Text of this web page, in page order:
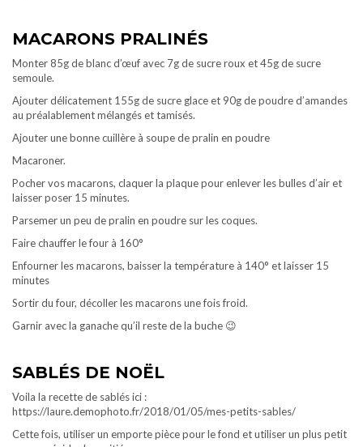
MACARONS PRALINÉS
Monter 85g de blanc d’œuf avec 7g de sucre roux et 45g de sucre
semoule.
Ajouter délicatement 155g de sucre glace et 90g de poudre d’amandes
au préalablement mélangés et tamisés.
Ajouter une bonne cuillère à soupe de pralin en poudre
Macaroner.
Pocher vos macarons, claquer la plaque pour enlever les bulles d’air et
laisser poser 15 minutes.
Parsemer un peu de pralin en poudre sur les coques.
Faire chauffer le four à 160°
Enfourner les macarons, baisser la température à 140° et laisser 15
minutes
Sortir du four, décoller les macarons une fois froid.
Garnir avec la ganache qu’il reste de la buche 😉
SABLÉS DE NOËL
Voila la recette de sablés ici :
https://laure.demophoto.fr/2018/01/05/mes-petits-sables/
Cette fois, utiliser un emporte pièce pour le fond et utiliser un plus petit